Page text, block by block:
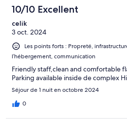
10/10 Excellent
celik
3 oct. 2024
Les points forts : Propreté,
l’hébergement, communication
Friendly staff,clean and comfortable
Parking available inside de complex
Séjour de 1 nuit en octobre 2024
0